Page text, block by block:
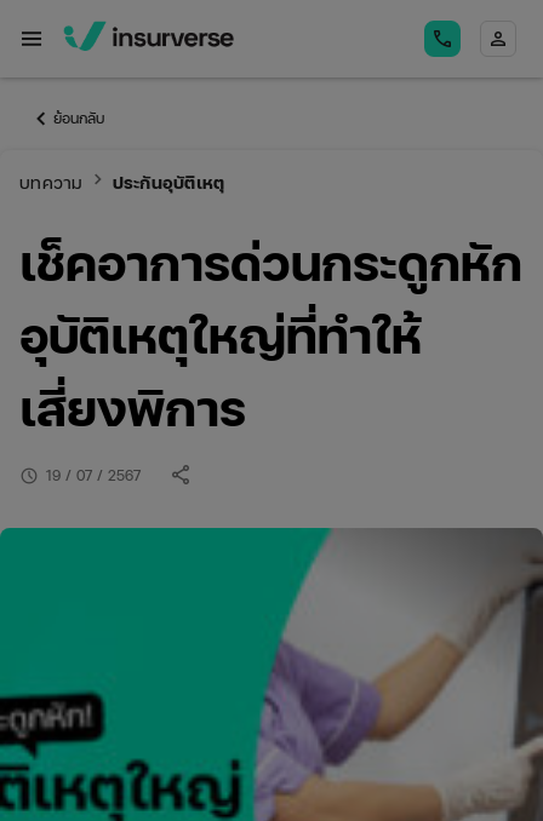
menu call person
keyboard_arrow_left ย้อนกลับ
บทความ keyboard_arrow_right ประกันอุบัติเหตุ
เช็คอาการด่วนกระดูกหัก
อุบัติเหตุใหญ่ที่ทำให้
เสี่ยงพิการ
schedule 19 / 07 / 2567 share